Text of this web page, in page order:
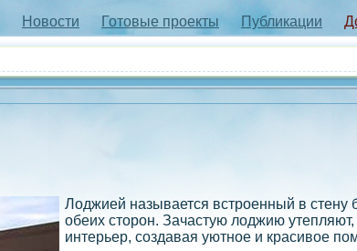
Новости Готовые проекты Публикации
Лоджией называется встроенный в стену
обеих сторон. Зачастую лоджию
интерьер, создавая уютное и красивое